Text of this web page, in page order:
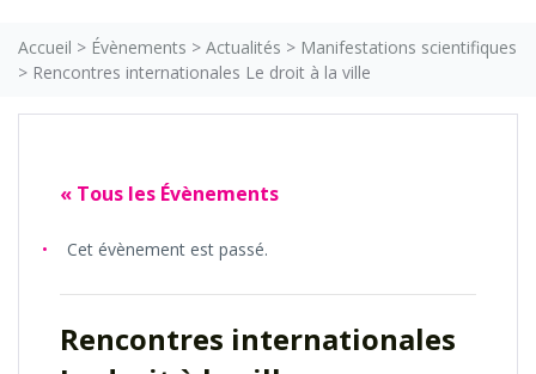
Accueil > Évènements > Actualités > Manifestations scientifiques
> Rencontres internationales Le droit à la ville
« Tous les Évènements
Cet évènement est passé.
Rencontres internationales